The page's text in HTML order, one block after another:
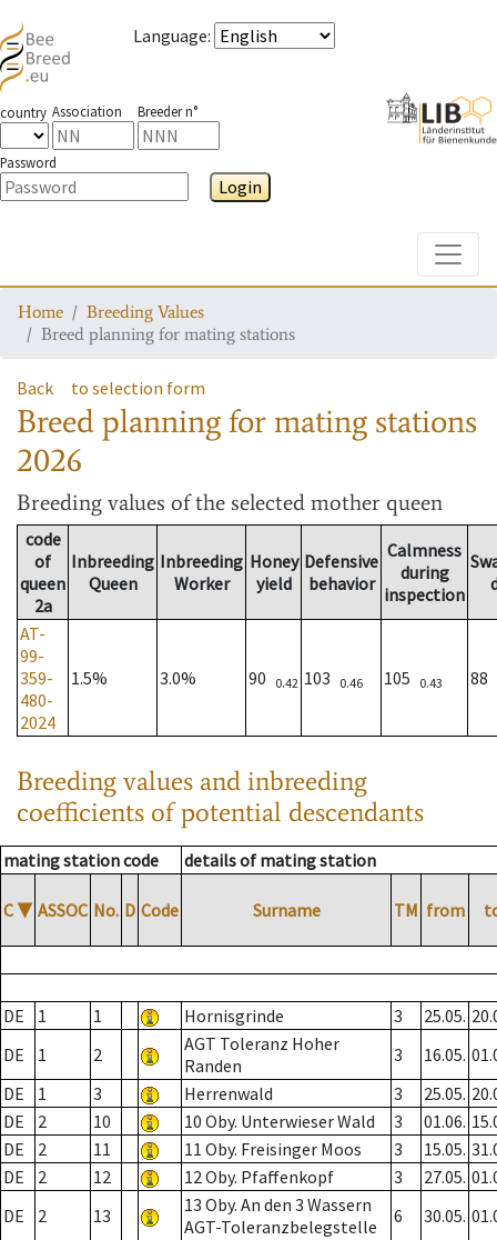
Language:
country Association Breeder n°
Password
Login
Home
Breeding Values
Breed planning for mating stations
Back to selection form
Breed planning for mating stations
2026
Breeding values of the selected mother queen
code
of
queen
2a
Inbreeding
Queen
Inbreeding
Worker
Honey
yield
Defensive
behavior
Calmness
during
inspection
AT-
99-
359-
480-
2024
1.5% 3.0% 90 0.42 103 0.46 105 0.43 88
Breeding values and inbreeding
coefficients of potential descendants
mating station code details of mating station
C ▼ ASSOC No. D Code Surname TM from
DE 1 1 Hornisgrinde 3 25.05.
DE
1 2
AGT Toleranz Hoher
Randen
3 16.05.
DE
1 3 Herrenwald 3 25.05.
DE
2 10 10 Oby. Unterwieser Wald 3 01.06.
DE
2 11 11 Oby. Freisinger Moos 3 15.05.
DE
2 12 12 Oby. Pfaffenkopf 3 27.05.
DE
2 13
13 Oby. An den 3 Wassern
AGT-Toleranzbelegstelle
6 30.05.